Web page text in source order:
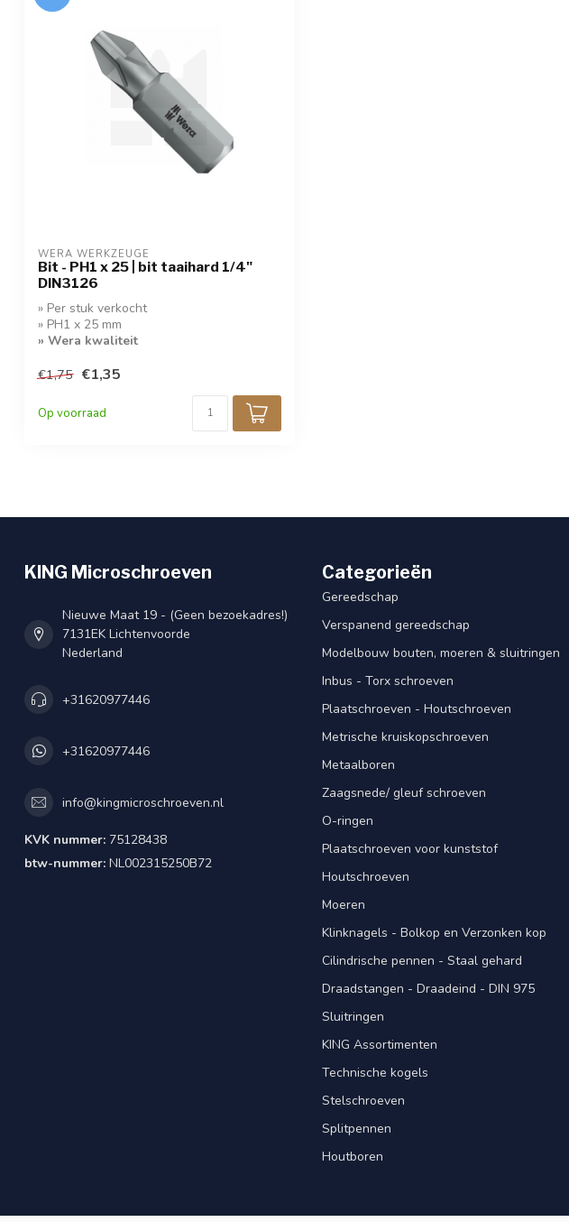
WERA WERKZEUGE
Bit - PH1 x 25 | bit taaihard 1/4"
DIN3126
» Per stuk verkocht
» PH1 x 25 mm
» Wera kwaliteit
€1,75 €1,35
Op voorraad
KING Microschroeven
Nieuwe Maat 19 - (Geen bezoekadres!)
7131EK Lichtenvoorde
Nederland
+31620977446
+31620977446
info@kingmicroschroeven.nl
KVK nummer: 75128438
btw-nummer: NL002315250B72
Categorieën
Gereedschap
Verspanend gereedschap
Modelbouw bouten, moeren & sluitringen
Inbus - Torx schroeven
Plaatschroeven - Houtschroeven
Metrische kruiskopschroeven
Metaalboren
Zaagsnede/ gleuf schroeven
O-ringen
Plaatschroeven voor kunststof
Houtschroeven
Moeren
Klinknagels - Bolkop en Verzonken kop
Cilindrische pennen - Staal gehard
Draadstangen - Draadeind - DIN 975
Sluitringen
KING Assortimenten
Technische kogels
Stelschroeven
Splitpennen
Houtboren